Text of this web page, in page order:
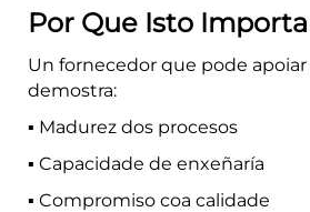
Por Que Isto Importa
Un fornecedor que pode
demostra:
▪️ Madurez dos procesos
▪️ Capacidade de enxeñaría
▪️ Compromiso coa calidade